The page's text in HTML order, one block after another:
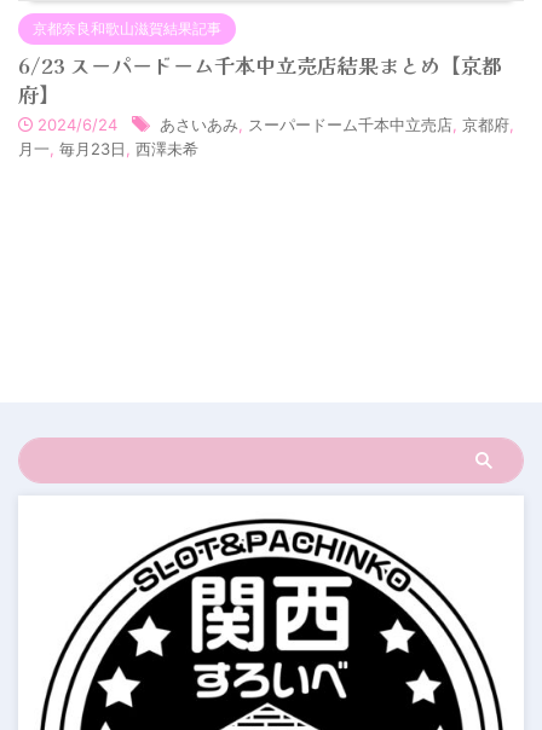
京都奈良和歌山滋賀結果記事
6/23 スーパードーム千本中立売店結果まとめ【京都
府】
2024/6/24 あさいあみ, スーパードーム千本中立売店, 京都府,
月一, 毎月23日, 西澤未希